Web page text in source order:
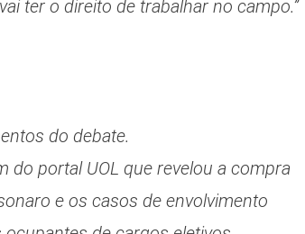
ter o direito de trabalhar no campo.”
do debate.
do portal UOL que revelou a compra
e os casos de envolvimento